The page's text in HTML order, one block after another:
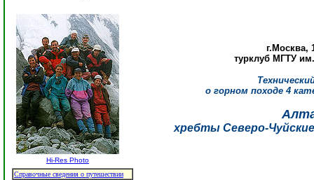
Hi-Res Photo
г.Москва,
турклуб МГТУ
о горном походе 4
хребты Северо-
Справочные сведения о путешествии